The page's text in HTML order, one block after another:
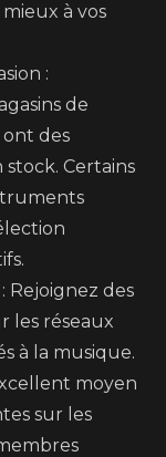
à vos
:
de
ont des
stock. Certains
Rejoignez des
les réseaux
à la musique.
moyen
sur les